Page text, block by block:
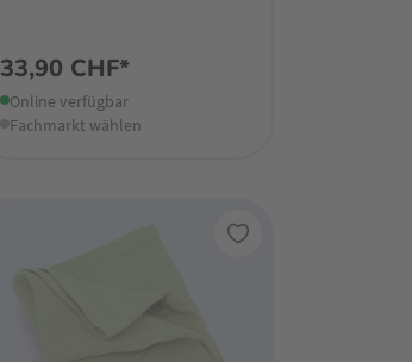
33,90 CHF*
Online verfügbar
Fachmarkt wählen